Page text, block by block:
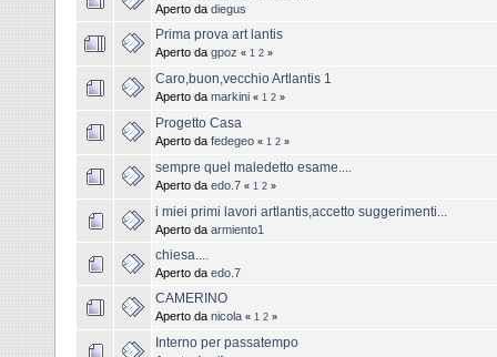
Aperto da diegus
Prima prova art lantis
Aperto da gpoz « 1 2 »
Caro,buon,vecchio Artlantis 1
Aperto da markini « 1 2 »
Progetto Casa
Aperto da fedegeo « 1 2 »
sempre quel maledetto esame....
Aperto da edo.7 « 1 2 »
i miei primi lavori artlantis,accetto suggerimenti...
Aperto da armiento1
chiesa....
Aperto da edo.7
CAMERINO
Aperto da nicola « 1 2 »
Interno per passatempo